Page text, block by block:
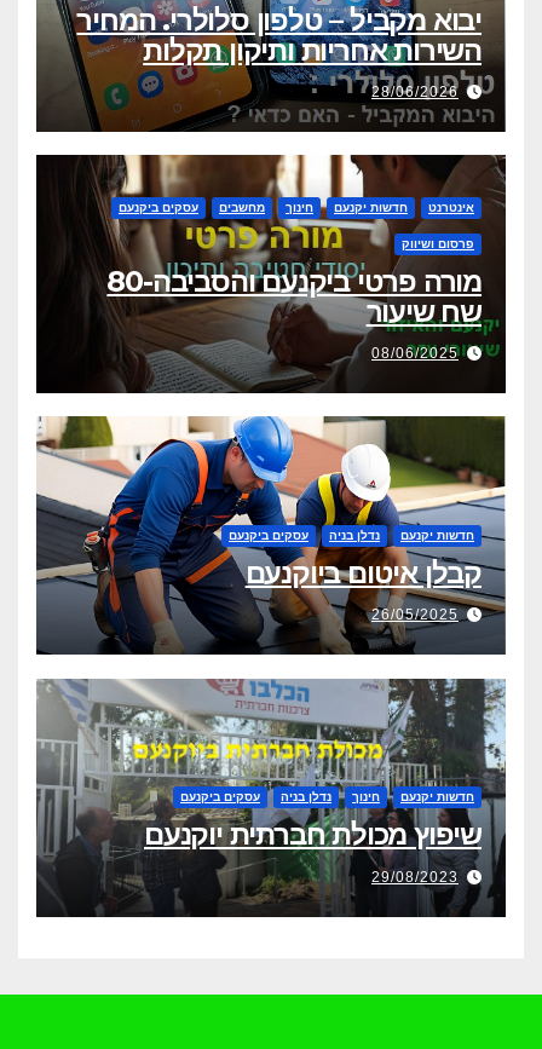
יבוא מקביל – טלפון סלולרי. המחיר
השירות אחריות ותיקון תקלות
28/06/2026
אינטרנט חדשות יקנעם חינוך מחשבים עסקים ביקנעם
פרסום ושיווק
מורה פרטי ביקנעם והסביבה-80
שח שיעור
08/06/2025
חדשות יקנעם נדלן בניה עסקים ביקנעם
קבלן איטום ביוקנעם
26/05/2025
חדשות יקנעם חינוך נדלן בניה עסקים ביקנעם
שיפוץ מכולת חברתית יוקנעם
29/08/2023